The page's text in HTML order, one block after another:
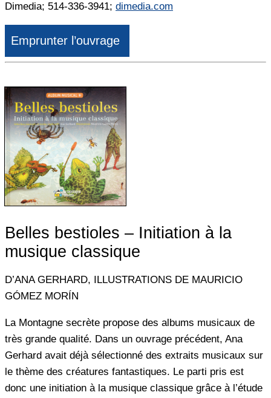
Dimedia; 514-336-3941; dimedia.com
Emprunter l’ouvrage
Belles bestioles – Initiation à la
musique classique
D’ANA GERHARD, ILLUSTRATIONS DE MAURICIO
GÓMEZ MORÍN
La Montagne secrète propose des albums musicaux de
très grande qualité. Dans un ouvrage précédent, Ana
Gerhard avait déjà sélectionné des extraits musicaux sur
le thème des créatures fantastiques. Le parti pris est
donc une initiation à la musique classique grâce à l’étude